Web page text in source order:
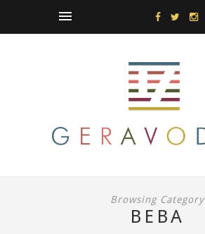
Browsing Category
BEBA